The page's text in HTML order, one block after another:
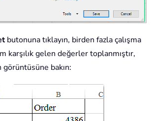
butonuna tıklayın, birden fazla çalışma
karşılık gelen değerler toplanmıştır,
görüntüsüne bakın: